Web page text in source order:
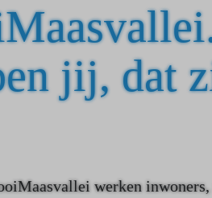
jij, dat
werken inwoners,